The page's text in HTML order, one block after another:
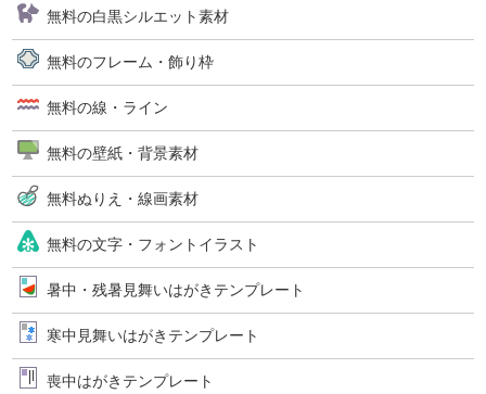
無料の白黒シルエット素材
無料のフレーム・飾り枠
無料の線・ライン
無料の壁紙・背景素材
無料ぬりえ・線画素材
無料の文字・フォントイラスト
暑中・残暑見舞いはがきテンプレート
寒中見舞いはがきテンプレート
喪中はがきテンプレート